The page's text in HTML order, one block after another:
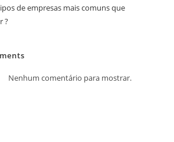
de empresas mais comuns que
?
Nenhum comentário para mostrar.